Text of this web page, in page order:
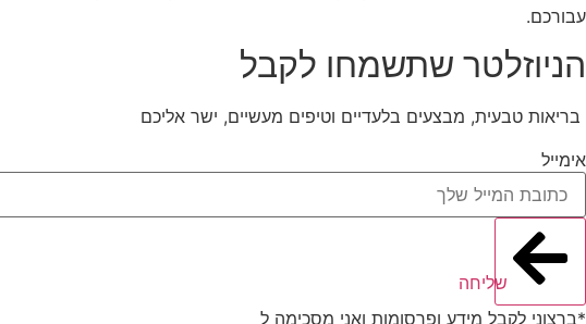
עבורכם.
הניוזלטר שתשמחו לקבל
בריאות טבעית, מבצעים בלעדיים וטיפים מעשיים, ישר אליכם
אימייל
שליחה
*ברצוני לקבל מידע ופרסומות ואני מסכימה ל